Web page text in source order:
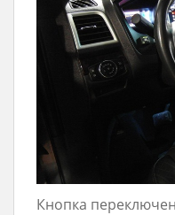
Кнопка